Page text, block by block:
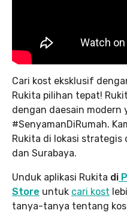
Cari kost eksklusif
Rukita pilihan tepat!
dengan daesain modern
#SenyamanDiRumah.
Rukita di lokasi strategis
dan Surabaya.
Unduk aplikasi Rukita di
Store untuk cari kost
tanya-tanya tentang